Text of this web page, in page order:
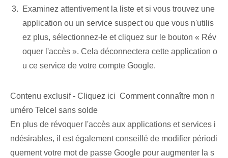
Examinez attentivement la liste et si vous trouvez une
application ou un service suspect ou que vous n'utilis
ez plus, sélectionnez-le et cliquez sur le bouton « Rév
oquer l'accès ». Cela déconnectera cette application o
u ce service de votre compte Google.
Contenu exclusif - Cliquez ici Comment connaître mon n
uméro Telcel sans solde
En plus de révoquer l'accès aux applications et services i
ndésirables, il est également conseillé de modifier périodi
quement votre mot de passe Google pour augmenter la s